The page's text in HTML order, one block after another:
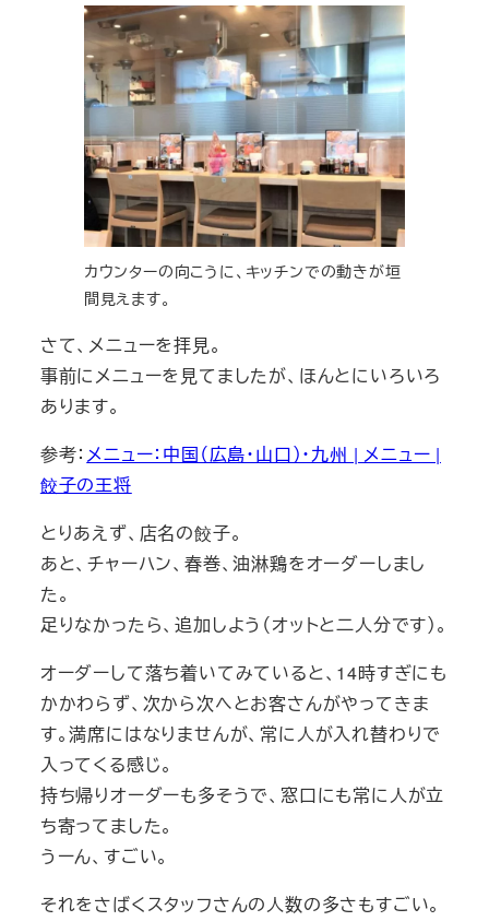
カウンターの向こうに、キッチンでの動きが垣
間見えます。
さて、メニューを拝見。
事前にメニューを見てましたが、ほんとにいろいろ
あります。
参考： メニュー：中国（広島・山口）・九州 | メニュー |
餃子の王将
とりあえず、店名の餃子。
あと、チャーハン、春巻、油淋鶏をオーダーしまし
た。
足りなかったら、追加しよう（オットと二人分です）。
オーダーして落ち着いてみていると、14時すぎにも
かかわらず、次から次へとお客さんがやってきま
す。満席にはなりませんが、常に人が入れ替わりで
入ってくる感じ。
持ち帰りオーダーも多そうで、窓口にも常に人が立
ち寄ってました。
うーん、すごい。
それをさばくスタッフさんの人数の多さもすごい。